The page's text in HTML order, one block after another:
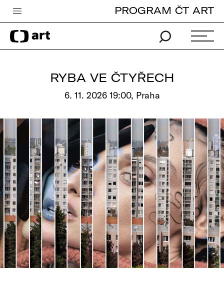
Česká televize
Zpravodajství
Pro děti
edu
Vše o ČT
PROGRAM ČT ART
RYBA VE ČTYŘECH
6. 11. 2026 19:00, Praha